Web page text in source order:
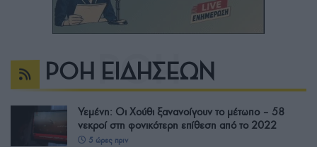
ΡΟΗ ΕΙΔΗΣΕΩΝ
Υεμένη: Οι Χούθι ξανανοίγουν το μέτωπο – 58
νεκροί στη φονικότερη επίθεση από το 2022
5 ώρες πριν